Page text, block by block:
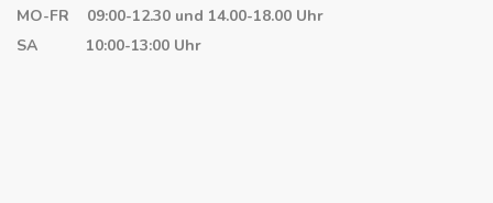
MO-FR 09:00-12.30 und 14.00-18.00 Uhr
SA 10:00-13:00 Uhr